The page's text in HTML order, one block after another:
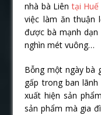
nhà bà Liêntại Huế
việc làm ăn thuận
được bà mạnh
nghìn mét vuông…
Bỗng một ngày bà
gấp trong ban
xuất hiện sản
sản phẩm mà gia